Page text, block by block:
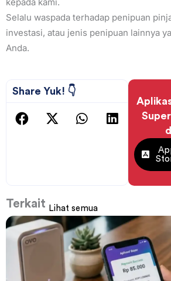
kepada kami.
Selalu waspada terhadap penipuan
investasi, atau jenis penipuan lainnya
Anda.
Share Yuk! 👇
Terkait Lihat semua